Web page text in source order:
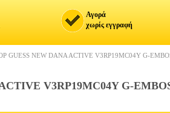
Αγορά
χωρίς εγγραφή
GUESS NEW DANA ACTIVE V3RP19MC04Y G-
V3RP19MC04Y G-